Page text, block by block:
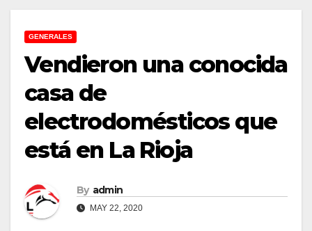
GENERALES
Vendieron una conocida
casa de
electrodomésticos que
está en La Rioja
By admin
MAY 22, 2020